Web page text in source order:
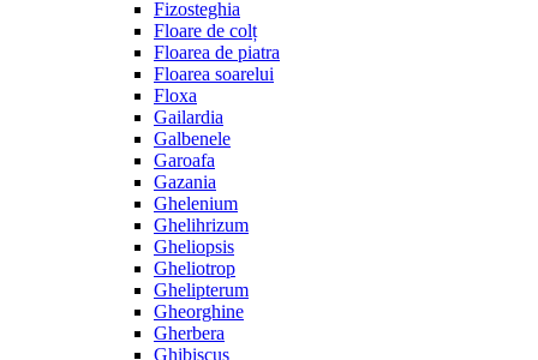
Fizosteghia
Floare de colț
Floarea de piatra
Floarea soarelui
Floxa
Gailardia
Galbenele
Garoafa
Gazania
Ghelenium
Ghelihrizum
Gheliopsis
Gheliotrop
Ghelipterum
Gheorghine
Gherbera
Ghibiscus